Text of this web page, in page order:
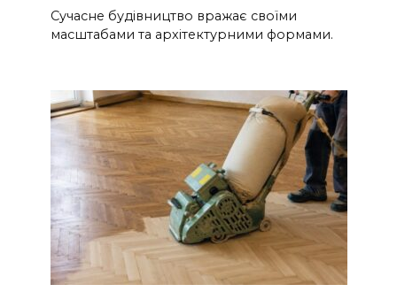
Сучасне будівництво вражає своїми
масштабами та архітектурними формами.